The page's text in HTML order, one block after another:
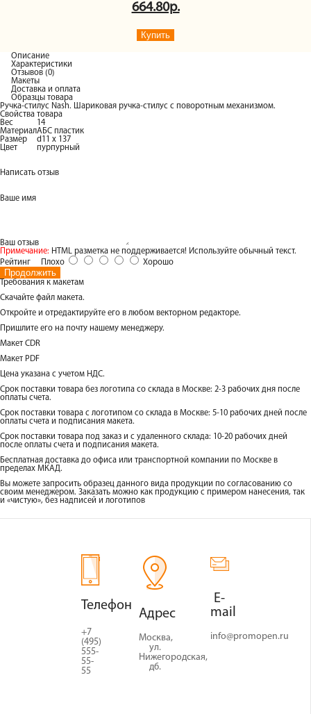
664.80р.
Купить
Описание
Характеристики
Отзывов (0)
Макеты
Доставка и оплата
Образцы товара
Ручка-стилус Nash. Шариковая ручка-стилус с поворотным механизмом.
Свойства товара
Вес
14
МатериалАБС пластик
Размер
d11 х 137
Цвет
пурпурный
Написать отзыв
Ваше имя
Ваш отзыв
Примечание: HTML разметка не поддерживается! Используйте обычный текст.
Рейтинг Плохо Хорошо
Продолжить
Требования к макетам
Скачайте файл макета.
Откройте и отредактируйте его в любом векторном редакторе.
Пришлите его на почту нашему менеджеру.
Макет CDR
Макет PDF
Цена указана с учетом НДС.
Срок поставки товара без логотипа со склада в Москве: 2-3 рабочих дня после
оплаты счета.
Срок поставки товара с логотипом со склада в Москве: 5-10 рабочих дней после
оплаты счета и подписания макета.
Срок поставки товара под заказ и с удаленного склада: 10-20 рабочих дней
после оплаты счета и подписания макета.
Бесплатная доставка до офиса или транспортной компании по Москве в
пределах МКАД.
Вы можете запросить образец данного вида продукции по согласованию со
своим менеджером. Заказать можно как продукцию с примером нанесения, так
и «чистую», без надписей и логотипов
Телефон
+7
(495)
555-
55-
55
Адрес
Москва,
ул.
Нижегородская,
д6.
E-
mail
info@promopen.ru